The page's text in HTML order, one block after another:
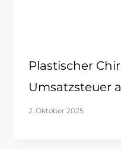
Plastischer
Umsatzsteuer
2. Oktober 2025